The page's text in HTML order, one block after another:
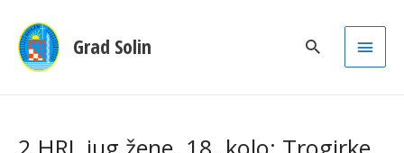
Grad Solin
Main